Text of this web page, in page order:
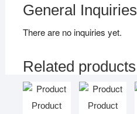
General Inquiries
There are no inquiries yet.
Related products
Product Product